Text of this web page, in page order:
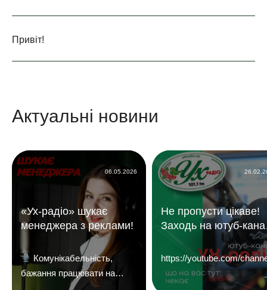
Привіт!
Актуальні новини
«Ух-радіо» шукає
менеджера з реклами!
Комунікабельність,
бажання працювати на
результат і досвід у
06.05.2026
Не пропусти цікаве!
Заходь на ютуб-
«УХ Радіо 101,1 фм»
https://youtube.com/